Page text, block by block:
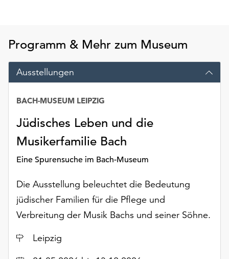
Sie
die
verwendeten
Cookies
anpassen,
erreichen
die
Einstellungen
über
die
Schaltfläche
„Auswählen“.
Weitere
Informationen
finden
Sie
Programm & Mehr zum Museum
Ausstellungen
Jüdisches Leben und die
Musikerfamilie Bach
Eine Spurensuche im Bach-Museum
BACH-MUSEUM LEIPZIG
Die Ausstellung beleuchtet die Bedeutung
jüdischer Familien für die Pflege und
Verbreitung der Musik Bachs und seiner Söhne.
Ort
Leipzig